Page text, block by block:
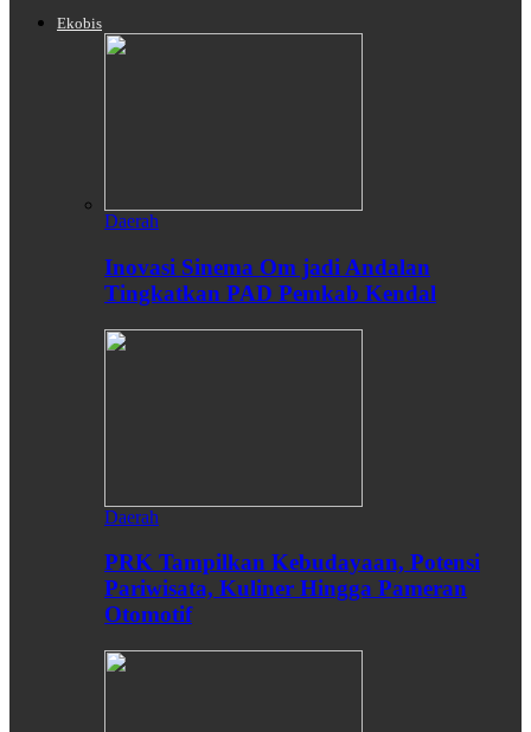
Ekobis
Daerah
Inovasi Sinema Om jadi Andalan
Tingkatkan PAD Pemkab Kendal
Daerah
PRK Tampilkan Kebudayaan, Potensi
Pariwisata, Kuliner Hingga Pameran
Otomotif